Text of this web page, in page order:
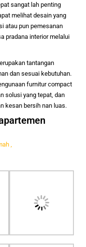
sangat lah penting
melihat desain yang
atau pun pemesanan
pradana interior melalui
tantangan
dan sesuai kebutuhan.
furnitur compact
solusi yang tepat, dan
kesan bersih nan luas.
,